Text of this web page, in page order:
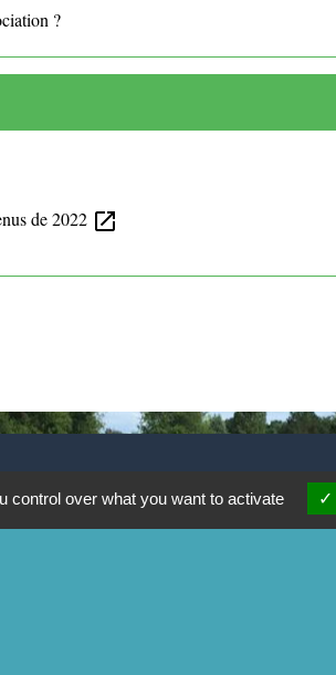
?
de 2022 open_in_new
control over what you want to activate